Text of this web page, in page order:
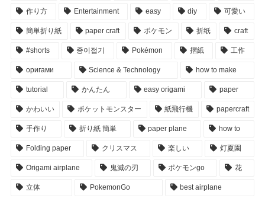
作り方 Entertainment easy diy 可愛い
簡単折り紙 paper craft ポケモン 折纸 craft
#shorts 종이접기 Pokémon 摺紙 工作
оригами Science & Technology how to make
tutorial かんたん easy origami paper
かわいい ポケットモンスター 紙飛行機 papercraft
手作り 折り紙 簡単 paper plane how to
Folding paper クリスマス 楽しい 灯夏園
Origami airplane 鬼滅の刃 ポケモンgo 花
立体 PokemonGo best airplane